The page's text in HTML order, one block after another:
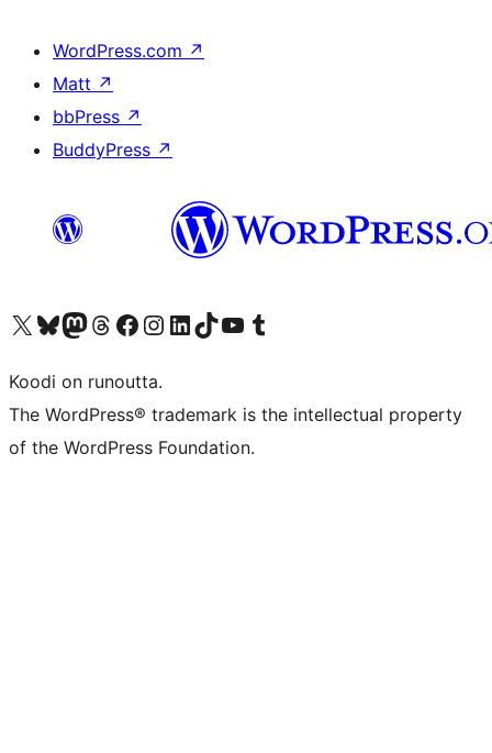
WordPress.com ↗
Matt ↗
bbPress ↗
BuddyPress ↗
Visit our X (formerly Twitter) account
Visit our Bluesky account
Visit our Mastodon account
Visit our Threads account
Visit our Facebook page
Visit our Instagram account
Visit our LinkedIn account
Visit our TikTok account
Näytä YouTube-kanava
Visit our Tumblr account
Koodi on runoutta.
The WordPress® trademark is the intellectual property
of the WordPress Foundation.